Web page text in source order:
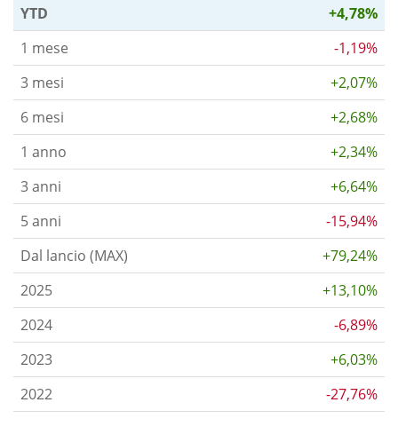
YTD
+4,78%
1 mese
-1,19%
3 mesi
+2,07%
6 mesi
+2,68%
1 anno
+2,34%
3 anni
+6,64%
5 anni
-15,94%
Dal lancio (MAX)
+79,24%
2025
+13,10%
2024
-6,89%
2023
+6,03%
2022
-27,76%